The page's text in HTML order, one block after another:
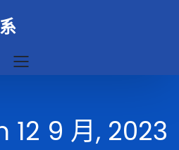
9 月, 2023